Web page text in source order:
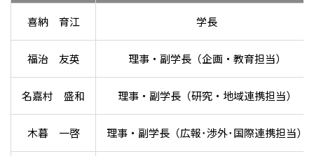
喜納 育江 学長
福治 友英 理事・副学長（企画・教育担当）
名嘉村 盛和 理事・副学長（研究・地域連携担当）
木暮 一啓 理事・副学長（広報･渉外･国際連携担当）